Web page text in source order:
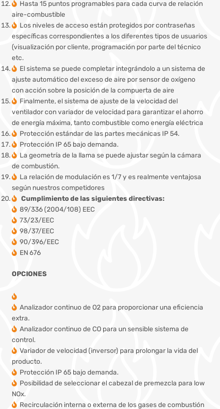
Hasta 15 puntos programables para cada curva de relación
aire-combustible
Los niveles de acceso están protegidos por contraseñas
específicas correspondientes a los diferentes tipos de usuarios
(visualización por cliente, programación por parte del técnico
etc.
El sistema se puede completar integrándolo a un sistema de
ajuste automático del exceso de aire por sensor de oxígeno
con acción sobre la posición de la compuerta de aire
Finalmente, el sistema de ajuste de la velocidad del
ventilador con variador de velocidad para garantizar el ahorro
de energía máxima, tanto combustible como energía eléctrica
Protección estándar de las partes mecánicas IP 54.
Protección IP 65 bajo demanda.
La geometría de la llama se puede ajustar según la cámara
de combustión.
La relación de modulación es 1/7 y es realmente ventajosa
según nuestros competidores
Cumplimiento de las siguientes directivas:
89/336 (2004/108) EEC
73/23/EEC
98/37/EEC
90/396/EEC
EN 676
OPCIONES
Analizador continuo de O2 para proporcionar una eficiencia
extra.
Analizador continuo de CO para un sensible sistema de
control.
Variador de velocidad (inversor) para prolongar la vida del
producto.
Protección IP 65 bajo demanda.
Posibilidad de seleccionar el cabezal de premezcla para low
NOx.
Recirculación interna o externa de los gases de combustión